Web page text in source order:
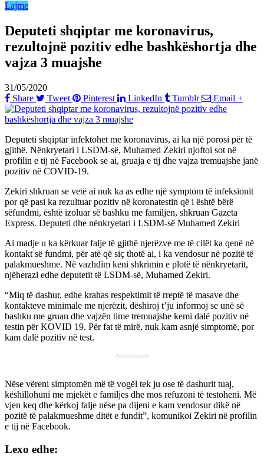
Lajme
Deputeti shqiptar me koronavirus,
rezultojnë pozitiv edhe bashkëshortja dhe
vajza 3 muajshe
31/05/2020
Share
Tweet Pinterest LinkedIn Tumblr Email +
Deputeti shqiptar infektohet me koronavirus, ai ka një porosi për të
gjithë. Nënkryetari i LSDM-së, Muhamed Zekiri njoftoi sot në
profilin e tij në Facebook se ai, gruaja e tij dhe vajza tremuajshe janë
pozitiv në COVID-19.
Zekiri shkruan se vetë ai nuk ka as edhe një symptom të infeksionit
por që pasi ka rezultuar pozitiv në koronatestin që i është bërë
sëfundmi, është izoluar së bashku me familjen, shkruan Gazeta
Express. Deputeti dhe nënkryetari i LSDM-së Muhamed Zekiri
Ai madje u ka kërkuar falje të gjithë njerëzve me të cilët ka qenë në
kontakt së fundmi, për atë që siç thotë ai, i ka vendosur në pozitë të
palakmueshme. Në vazhdim keni shkrimin e plotë të nënkryetarit,
njëherazi edhe deputetit të LSDM-së, Muhamed Zekiri.
“Miq të dashur, edhe krahas respektimit të rreptë të masave dhe
kontakteve minimale me njerëzit, dëshiroj t’ju informoj se unë së
bashku me gruan dhe vajzën time tremuajshe kemi dalë pozitiv në
testin për KOVID 19. Për fat të mirë, nuk kam asnjë simptomë, por
kam dalë pozitiv në test.
Advertisement
Nëse vëreni simptomën më të vogël tek ju ose të dashurit tuaj,
këshillohuni me mjekët e familjes dhe mos refuzoni të testoheni. Më
vjen keq dhe kërkoj falje nëse pa dijeni e kam vendosur dikë në
pozitë të palakmueshme ditët e fundit”, komunikoi Zekiri në profilin
e tij në Facebook.
Lexo edhe: